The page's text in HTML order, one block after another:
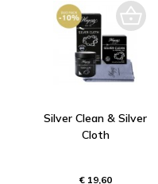
Silver Clean & Silver
Cloth
€ 19,60